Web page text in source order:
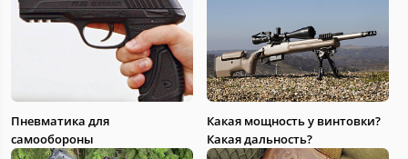
Пневматика для
самообороны
Какая мощность у винтовки?
Какая дальность?